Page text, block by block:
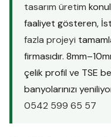
tasarım üretim
faaliyet gösteren,
fazla projeyi
firmasıdır.
çelik profil ve TSE
banyolarınızı
0542 599 65 57